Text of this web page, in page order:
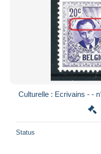
Culturelle : Ecrivains - -
Status